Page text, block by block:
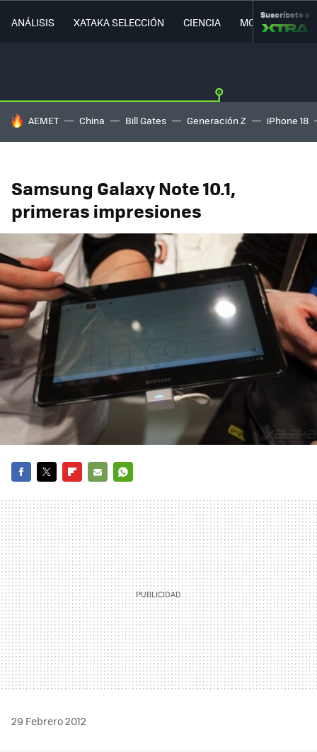
ANÁLISIS XATAKA SELECCIÓN CIENCIA MOVILIDAD
Suscríbete a
HOY SE HABLA DE
AEMET China Bill Gates Generación Z iPhone 18
Samsung Galaxy Note 10.1,
primeras impresiones
MAIL
29 Febrero 2012